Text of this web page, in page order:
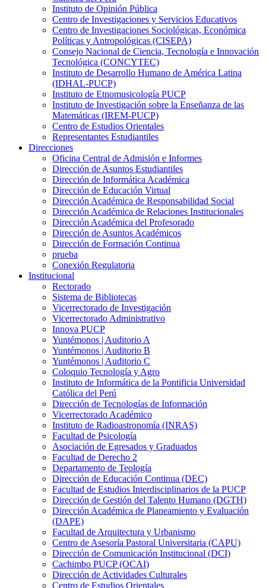
Instituto de Opinión Pública
Centro de Investigaciones y Servicios Educativos
Centro de Investigaciones Sociológicas, Económica
Políticas y Antropológicas (CISEPA)
Consejo Nacional de Ciencia, Tecnología e Innovación
Tecnológica (CONCYTEC)
Instituto de Desarrollo Humano de América Latina
(IDHAL-PUCP)
Instituto de Etnomusicología PUCP
Instituto de Investigación sobre la Enseñanza de las
Matemáticas (IREM-PUCP)
Centro de Estudios Orientales
Representantes Estudiantiles
Direcciones
Oficina Central de Admisión e Informes
Dirección de Asuntos Estudiantiles
Dirección de Informática Académica
Dirección de Educación Virtual
Dirección Académica de Responsabilidad Social
Dirección Académica de Relaciones Institucionales
Dirección Académica del Profesorado
Dirección de Asuntos Académicos
Dirección de Formación Continua
prueba
Conexión Regulatoria
Institucional
Rectorado
Sistema de Bibliotecas
Vicerrectorado de Investigación
Vicerrectorado Administrativo
Innova PUCP
Yuntémonos | Auditorio A
Yuntémonos | Auditorio B
Yuntémonos | Auditorio C
Coloquio Tecnología y Agro
Instituto de Informática de la Pontificia Universidad
Católica del Perú
Dirección de Tecnologías de Información
Vicerrectorado Académico
Instituto de Radioastronomía (INRAS)
Facultad de Psicología
Asociación de Egresados y Graduados
Facultad de Derecho 2
Departamento de Teología
Dirección de Educación Continua (DEC)
Facultad de Estudios Interdisciplinarios de la PUCP
Dirección de Gestión del Talento Humano (DGTH)
Dirección Académica de Planeamiento y Evaluación
(DAPE)
Facultad de Arquitectura y Urbanismo
Centro de Asesoría Pastoral Universitaria (CAPU)
Dirección de Comunicación Institucional (DCI)
Cachimbo PUCP (OCAI)
Dirección de Actividades Culturales
Centro de Estudios Orientales